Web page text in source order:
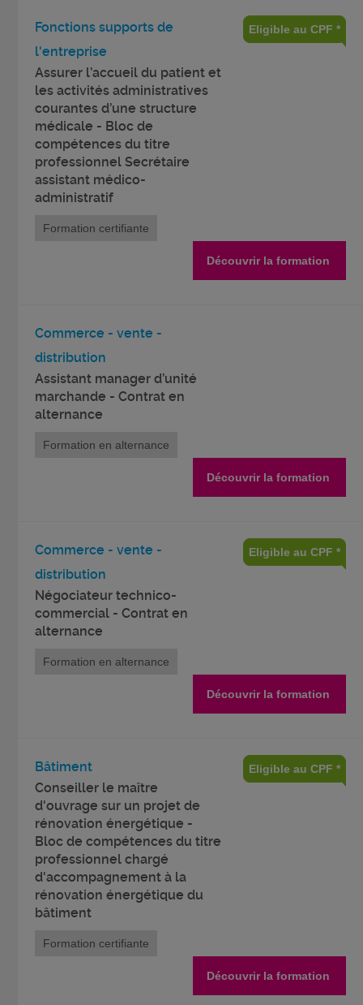
Fonctions supports de
l'entreprise
Assurer l’accueil du patient et
les activités administratives
courantes d’une structure
médicale - Bloc de
compétences du titre
professionnel Secrétaire
assistant médico-
administratif
Eligible au CPF *
Formation certifiante
Découvrir la formation
Commerce - vente -
distribution
Assistant manager d’unité
marchande - Contrat en
alternance
Formation en alternance
Découvrir la formation
Commerce - vente -
distribution
Négociateur technico-
commercial - Contrat en
alternance
Eligible au CPF *
Formation en alternance
Découvrir la formation
Bâtiment
Conseiller le maître
d'ouvrage sur un projet de
rénovation énergétique -
Bloc de compétences du titre
professionnel chargé
d'accompagnement à la
rénovation énergétique du
bâtiment
Eligible au CPF *
Formation certifiante
Découvrir la formation